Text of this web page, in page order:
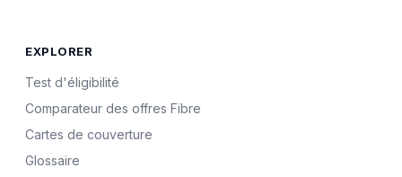
EXPLORER
Test d'éligibilité
Comparateur des offres Fibre
Cartes de couverture
Glossaire